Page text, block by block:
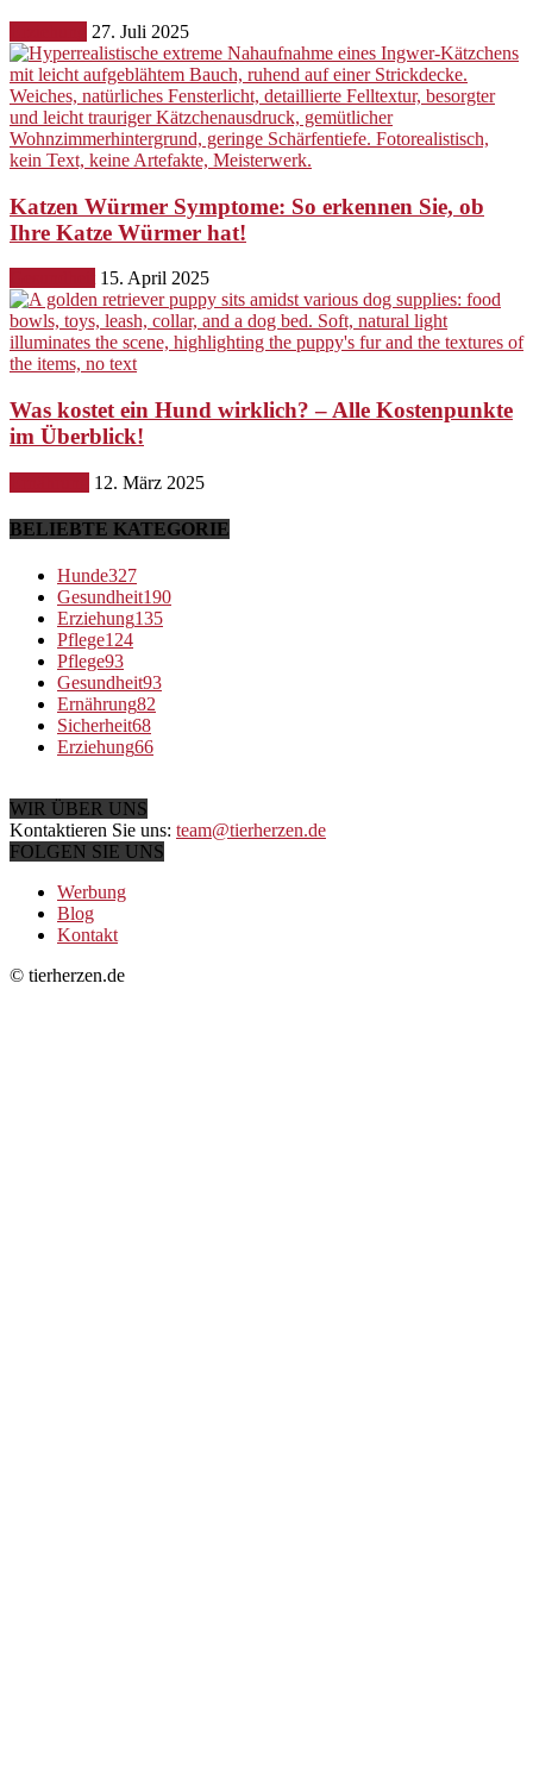
27. Juli 2025
Katzen Würmer Symptome: So erkennen Sie, ob
Ihre Katze Würmer hat!
15. April 2025
Was kostet ein Hund wirklich? – Alle Kostenpunkte
im Überblick!
12. März 2025
BELIEBTE KATEGORIE
Hunde327
Gesundheit190
Erziehung135
Pflege124
Pflege93
Gesundheit93
Ernährung82
Sicherheit68
Erziehung66
WIR ÜBER UNS
Kontaktieren Sie uns: team@tierherzen.de
FOLGEN SIE UNS
Werbung
Blog
Kontakt
© tierherzen.de